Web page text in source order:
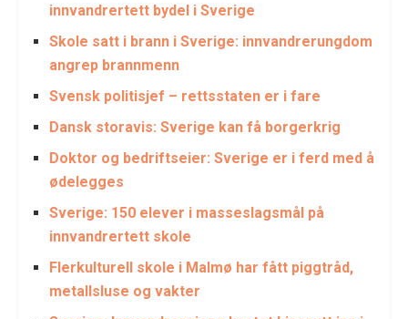
innvandrertett bydel i Sverige
Skole satt i brann i Sverige: innvandrerungdom
angrep brannmenn
Svensk politisjef – rettsstaten er i fare
Dansk storavis: Sverige kan få borgerkrig
Doktor og bedriftseier: Sverige er i ferd med å
ødelegges
Sverige: 150 elever i masseslagsmål på
innvandrertett skole
Flerkulturell skole i Malmø har fått piggtråd,
metallsluse og vakter